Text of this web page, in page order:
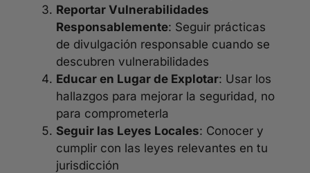
Reportar Vulnerabilidades
Responsablemente: Seguir prácticas
de divulgación responsable cuando se
descubren vulnerabilidades
Educar en Lugar de Explotar: Usar los
hallazgos para mejorar la seguridad, no
para comprometerla
Seguir las Leyes Locales: Conocer y
cumplir con las leyes relevantes en tu
jurisdicción